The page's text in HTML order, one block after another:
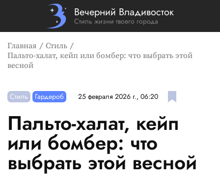
Вечерний Владивосток
Стиль жизни твоего города
Главная
Стиль
Пальто-халат, кейп или бомбер: что выбрать этой
весной
Стиль Гардероб 25 февраля 2026 г., 06:20
Пальто-халат, кейп
или бомбер: что
выбрать этой весной